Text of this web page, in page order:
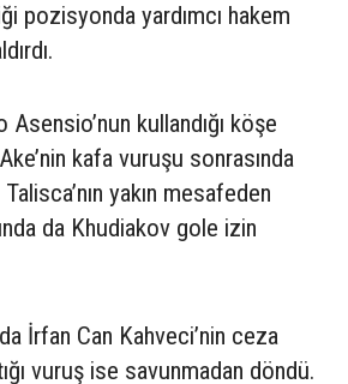
pozisyonda yardımcı hakem
kullandığı köşe
kafa vuruşu sonrasında
yakın mesafeden
da Khudiakov gole izin
İrfan Can Kahveci’nin ceza
vuruş ise savunmadan döndü.